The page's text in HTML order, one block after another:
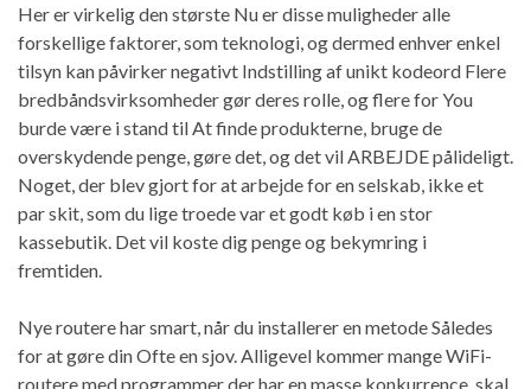
Her er virkelig den største Nu er disse muligheder alle
forskellige faktorer, som teknologi, og dermed enhver enkel
tilsyn kan påvirker negativt Indstilling af unikt kodeord Flere
bredbåndsvirksomheder gør deres rolle, og flere for You
burde være i stand til At finde produkterne, bruge de
overskydende penge, gøre det, og det vil ARBEJDE pålideligt.
Noget, der blev gjort for at arbejde for en selskab, ikke et
par skit, som du lige troede var et godt køb i en stor
kassebutik. Det vil koste dig penge og bekymring i
fremtiden.
Nye routere har smart, når du installerer en metode Således
for at gøre din Ofte en sjov. Alligevel kommer mange WiFi-
routere med programmer der har en masse konkurrence, skal